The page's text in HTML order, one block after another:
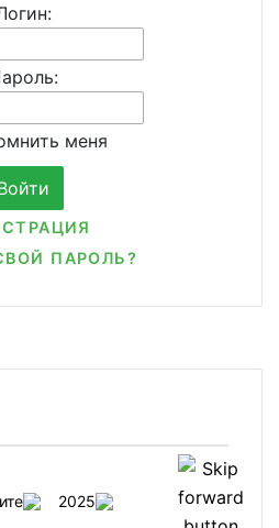
меня
ПАРОЛЬ?
2025